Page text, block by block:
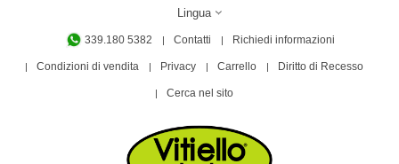
Lingua
339.180 5382 Contatti Richiedi informazioni
Condizioni di vendita Privacy Carrello Diritto di Recesso
Cerca nel sito